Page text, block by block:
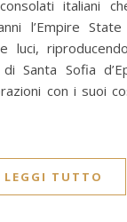
italiani
l’Empire
luci,
Santa Sofia
con i suoi
LEGGI TUTTO